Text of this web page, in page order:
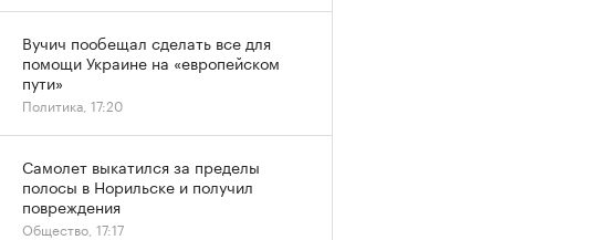
Вучич пообещал сделать все для
помощи Украине на «европейском
пути»
Политика, 17:20
Самолет выкатился за пределы
полосы в Норильске и получил
повреждения
Общество, 17:17